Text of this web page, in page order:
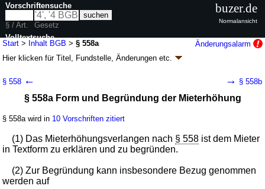
Start > Inhalt BGB >§ 558a
Änderungsalarm
Hier klicken fürTitel, Fundstelle, Änderungen etc.
geändert durch Artikel 6G. v. 23.07.2026BGBl. 2026 I Nr. 226
Einführungsgesetz und zugehörige Gesetze
Buch 2 Recht der Schuldverhältnisse
Abschnitt 8 Einzelne Schuldverhältnisse
Titel 5 Mietvertrag, Pachtvertrag
Untertitel 2 Mietverhältnisse über Wohnraum
§ 558 ← → § 558b
§ 558a Form und Begründung der Mieterhöhung
§ 558a wird in 10 Vorschriften zitiert
(1) Das Mieterhöhungsverlangen nach § 558 ist dem Mieter
in Textform zu erklären und zu begründen.
(2) Zur Begründung kann insbesondere Bezug genommen
werden auf
Vorschriftensuche
§ / Art.
Gesetz
Volltextsuche
nur in BGB
buzer.de
Normalansicht